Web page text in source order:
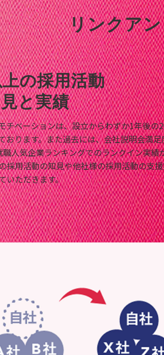
リンクア
の採用活動
と実績
チベーションは、設立からわずか1年後の
おります。また過去には、会社説明会満
人気企業ランキングでのランクイン実績
採用活動の知見や他社様の採用活動の支
いただきます。